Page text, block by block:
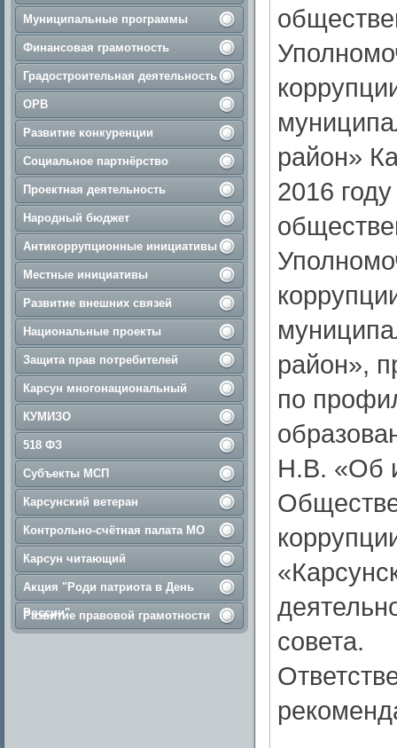
Муниципальные программы
Финансовая грамотность
Градостроительная деятельность
ОРВ
Развитие конкуренции
Социальное партнёрство
Проектная деятельность
Народный бюджет
Антикоррупционные инициативы
Местные инициативы
Развитие внешних связей
Национальные проекты
Защита прав потребителей
Карсун многонациональный
КУМИЗО
518 ФЗ
Субъекты МСП
Карсунский ветеран
Контрольно-счётная палата МО
Карсун читающий
Акция "Роди патриота в День
России"
Развитие правовой грамотности
район»
2016
район»,
по
Н.В. «Об
совета.